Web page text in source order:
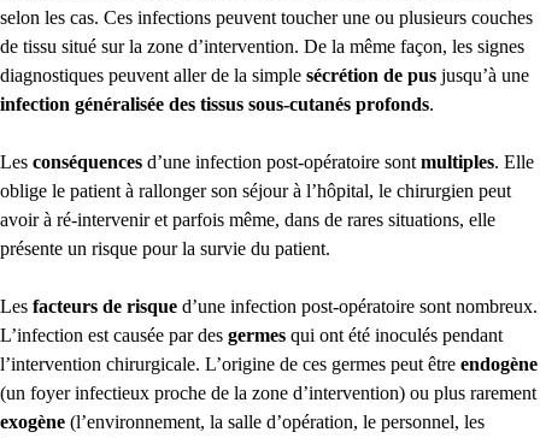
selon les cas. Ces infections peuvent toucher une ou plusieurs couches
de tissu situé sur la zone d’intervention. De la même façon, les signes
diagnostiques peuvent aller de la simple sécrétion de pus jusqu’à une
infection généralisée des tissus sous-cutanés profonds.
Les conséquences d’une infection post-opératoire sont multiples. Elle
oblige le patient à rallonger son séjour à l’hôpital, le chirurgien peut
avoir à ré-intervenir et parfois même, dans de rares situations, elle
présente un risque pour la survie du patient.
Les facteurs de risque d’une infection post-opératoire sont nombreux.
L’infection est causée par des germes qui ont été inoculés pendant
l’intervention chirurgicale. L’origine de ces germes peut être endogène
(un foyer infectieux proche de la zone d’intervention) ou plus rarement
exogène (l’environnement, la salle d’opération, le personnel, les